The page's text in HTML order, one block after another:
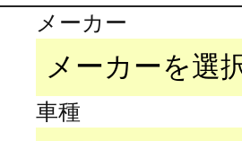
メーカー
車種